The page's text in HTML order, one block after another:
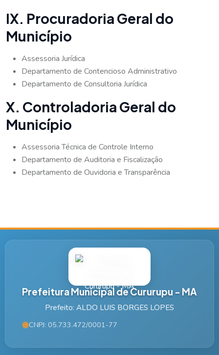
IX. Procuradoria Geral do
Município
Assessoria Jurídica
Departamento de Contencioso Administrativo
Departamento de Consultoria Jurídica
X. Controladoria Geral do
Município
Assessoria Técnica de Controle Interno
Departamento de Auditoria e Fiscalização
Departamento de Ouvidoria e Transparência
Prefeitura Municipal de Cururupu - MA
Prefeito: ALDO LUIS BORGES LOPES
CNPJ: 05.733.472/0001-77